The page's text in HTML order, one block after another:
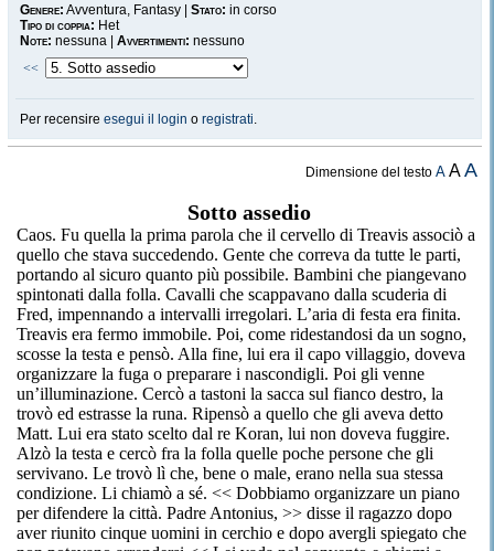
Genere: Avventura, Fantasy | Stato: in corso
Tipo di coppia: Het
Note: nessuna | Avvertimenti: nessuno
<<
Per recensire esegui il login o registrati.
Dimensione del testoA AA
Sotto assedio
Caos. Fu quella la prima parola che il cervello di Treavis associò a
quello che stava succedendo. Gente che correva da tutte le parti,
portando al sicuro quanto più possibile. Bambini che piangevano
spintonati dalla folla. Cavalli che scappavano dalla scuderia di
Fred, impennando a intervalli irregolari. L’aria di festa era finita.
Treavis era fermo immobile. Poi, come ridestandosi da un sogno,
scosse la testa e pensò. Alla fine, lui era il capo villaggio, doveva
organizzare la fuga o preparare i nascondigli. Poi gli venne
un’illuminazione. Cercò a tastoni la sacca sul fianco destro, la
trovò ed estrasse la runa. Ripensò a quello che gli aveva detto
Matt. Lui era stato scelto dal re Koran, lui non doveva fuggire.
Alzò la testa e cercò fra la folla quelle poche persone che gli
servivano. Le trovò lì che, bene o male, erano nella sua stessa
condizione. Li chiamò a sé. << Dobbiamo organizzare un piano
per difendere la città. Padre Antonius, >> disse il ragazzo dopo
aver riunito cinque uomini in cerchio e dopo avergli spiegato che